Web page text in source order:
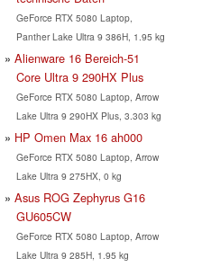
GeForce RTX 5080 Laptop,
Panther Lake Ultra 9 386H, 1.95 kg
Alienware 16 Bereich-51
Core Ultra 9 290HX Plus
GeForce RTX 5080 Laptop, Arrow
Lake Ultra 9 290HX Plus, 3.303 kg
HP Omen Max 16 ah000
GeForce RTX 5080 Laptop, Arrow
Lake Ultra 9 275HX, 0 kg
Asus ROG Zephyrus G16
GU605CW
GeForce RTX 5080 Laptop, Arrow
Lake Ultra 9 285H, 1.95 kg